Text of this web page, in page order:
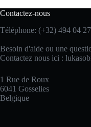
Contactez-nous
Téléphone: (+32) 494 04
Besoin d'aide ou une
Contactez nous ici :
1 Rue de Roux
6041 Gosselies
Belgique